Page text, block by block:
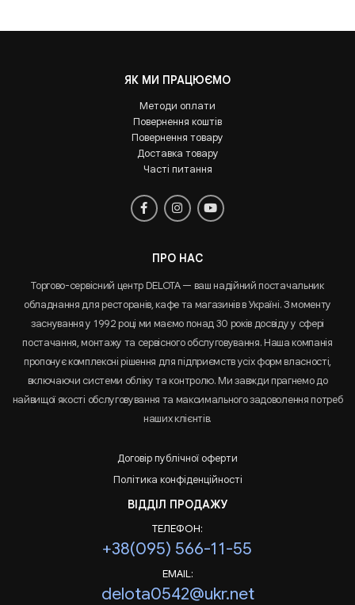
ЯК МИ ПРАЦЮЄМО
Методи оплати
Повернення коштів
Повернення товару
Доставка товару
Часті питання
ПРО НАС
Торгово-сервісний центр DELOTA — ваш надійний постачальник
обладнання для ресторанів, кафе та магазинів в Україні. З моменту
заснування у 1992 році ми маємо понад 30 років досвіду у сфері
постачання, монтажу та сервісного обслуговування. Наша компанія
пропонує комплексні рішення для підприємств усіх форм власності,
включаючи системи обліку та контролю. Ми завжди прагнемо до
найвищої якості обслуговування та максимального задоволення потреб
наших клієнтів.
Договір публічної оферти
Політика конфіденційності
ВІДДІЛ ПРОДАЖУ
ТЕЛЕФОН:
+38(095) 566-11-55
EMAIL:
delota0542@ukr.net